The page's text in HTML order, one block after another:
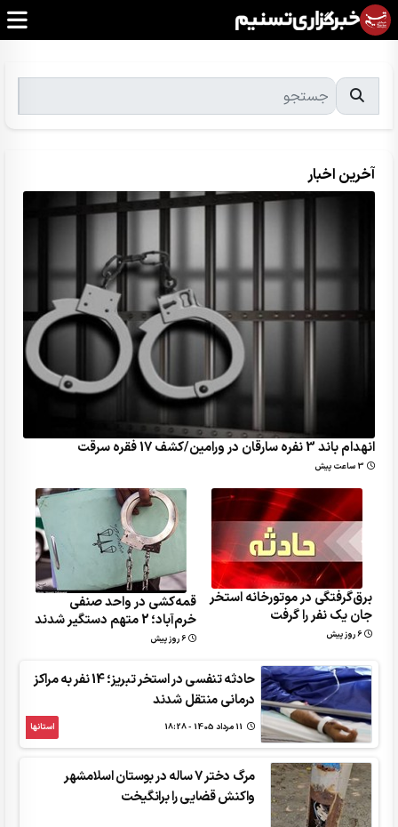
آخرین اخبار
انهدام باند 3 نفره سارقان در ورامین/کشف 17 فقره سرقت
3 ساعت پیش
برق‌گرفتگی در موتورخانه استخر
جان یک نفر را گرفت
6 روز پیش
قمه‌کشی در واحد صنفی
خرم‌آباد؛ 2 متهم دستگیر شدند
6 روز پیش
حادثه تنفسی در استخر تبریز؛ 14 نفر به مراکز
درمانی منتقل شدند
استانها
مرگ دختر 7 ساله در بوستان اسلامشهر
واکنش قضایی را برانگیخت